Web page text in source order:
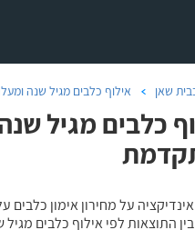
שאן אילוף כלבים מגיל שנה
כלבים מגיל
על מחירון אימון
התוצאות לפי אילוף כלבים